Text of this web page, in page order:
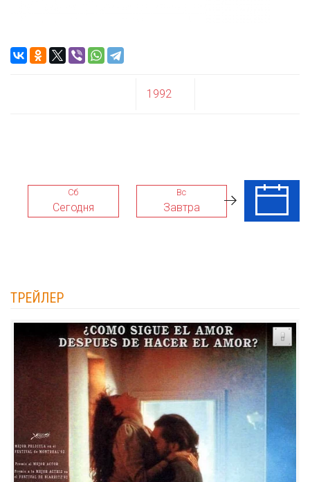
1992
Сб
Сегодня
Вс
Завтра
Пн
ТРЕЙЛЕР